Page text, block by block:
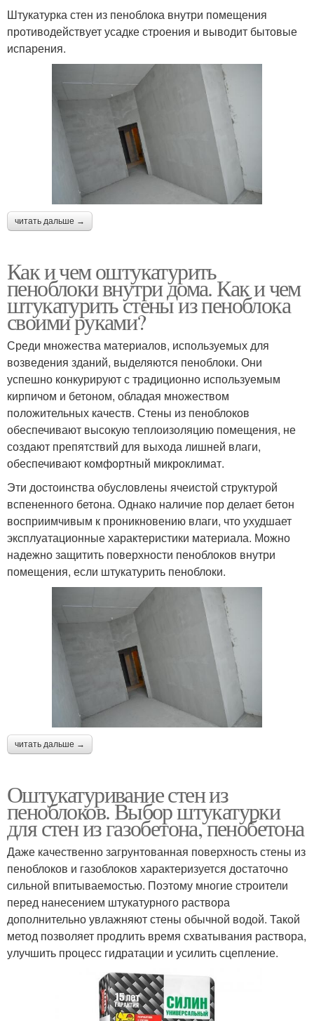
Штукатурка стен из пеноблока внутри помещения
противодействует усадке строения и выводит бытовые
испарения.
читать дальше →
Как и чем оштукатурить
пеноблоки внутри дома. Как и чем
штукатурить стены из пеноблока
своими руками?
Среди множества материалов, используемых для
возведения зданий, выделяются пеноблоки. Они
успешно конкурируют с традиционно используемым
кирпичом и бетоном, обладая множеством
положительных качеств. Стены из пеноблоков
обеспечивают высокую теплоизоляцию помещения, не
создают препятствий для выхода лишней влаги,
обеспечивают комфортный микроклимат.
Эти достоинства обусловлены ячеистой структурой
вспененного бетона. Однако наличие пор делает бетон
восприимчивым к проникновению влаги, что ухудшает
эксплуатационные характеристики материала. Можно
надежно защитить поверхности пеноблоков внутри
помещения, если штукатурить пеноблоки.
читать дальше →
Оштукатуривание стен из
пеноблоков. Выбор штукатурки
для стен из газобетона, пенобетона
Даже качественно загрунтованная поверхность стены из
пеноблоков и газоблоков характеризуется достаточно
сильной впитываемостью. Поэтому многие строители
перед нанесением штукатурного раствора
дополнительно увлажняют стены обычной водой. Такой
метод позволяет продлить время схватывания раствора,
улучшить процесс гидратации и усилить сцепление.